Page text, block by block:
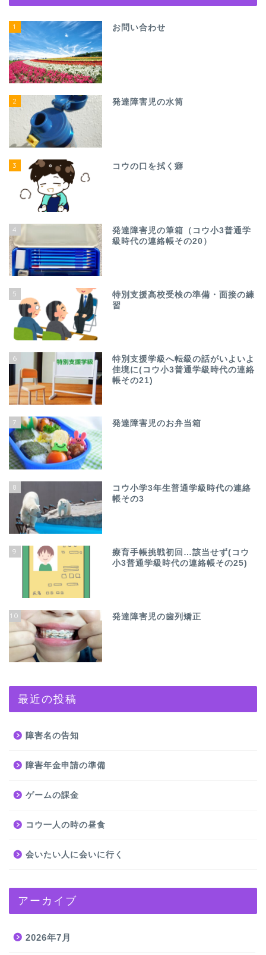
1 お問い合わせ
2 発達障害児の水筒
3 コウの口を拭く癖
4
発達障害児の筆箱（コウ小3普通学
級時代の連絡帳その20）
5
特別支援高校受検の準備・面接の練
習
6
特別支援学級へ転級の話がいよいよ
佳境に(コウ小3普通学級時代の連絡
帳その21)
7 発達障害児のお弁当箱
8
コウ小学3年生普通学級時代の連絡
帳その3
9
療育手帳挑戦初回…該当せず(コウ
小3普通学級時代の連絡帳その25)
10 発達障害児の歯列矯正
最近の投稿
障害名の告知
障害年金申請の準備
ゲームの課金
コウ一人の時の昼食
会いたい人に会いに行く
アーカイブ
2026年7月